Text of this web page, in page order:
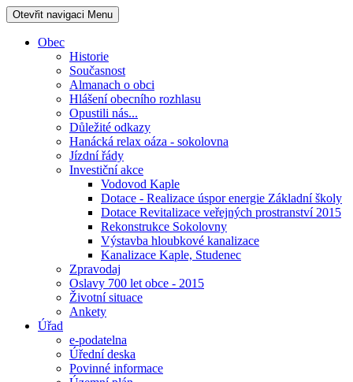
Otevřit navigaci Menu
Obec
Historie
Současnost
Almanach o obci
Hlášení obecního rozhlasu
Opustili nás...
Důležité odkazy
Hanácká relax oáza - sokolovna
Jízdní řády
Investiční akce
Vodovod Kaple
Dotace - Realizace úspor energie Základní školy
Dotace Revitalizace veřejných prostranství 2015
Rekonstrukce Sokolovny
Výstavba hloubkové kanalizace
Kanalizace Kaple, Studenec
Zpravodaj
Oslavy 700 let obce - 2015
Životní situace
Ankety
Úřad
e-podatelna
Úřední deska
Povinné informace